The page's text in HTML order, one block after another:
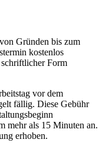
Gründen bis zum
kostenlos
Form
vor dem
fällig. Diese Gebühr
mehr als 15 Minuten an.
erhoben.